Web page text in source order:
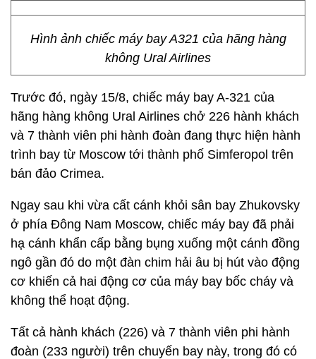
Hình ảnh chiếc máy bay A321 của hãng hàng
không Ural Airlines
Trước đó, ngày 15/8, chiếc máy bay A-321 của
hãng hàng không Ural Airlines chở 226 hành khách
và 7 thành viên phi hành đoàn đang thực hiện hành
trình bay từ Moscow tới thành phố Simferopol trên
bán đảo Crimea.
Ngay sau khi vừa cất cánh khỏi sân bay Zhukovsky
ở phía Đông Nam Moscow, chiếc máy bay đã phải
hạ cánh khẩn cấp bằng bụng xuống một cánh đồng
ngô gần đó do một đàn chim hải âu bị hút vào động
cơ khiến cả hai động cơ của máy bay bốc cháy và
không thể hoạt động.
Tất cả hành khách (226) và 7 thành viên phi hành
đoàn (233 người) trên chuyến bay này, trong đó có